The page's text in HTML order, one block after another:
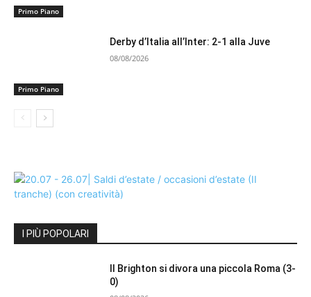
Primo Piano
Primo Piano
Derby d’Italia all’Inter: 2-1 alla Juve
08/08/2026
I PIÙ POPOLARI
Il Brighton si divora una piccola Roma (3-
0)